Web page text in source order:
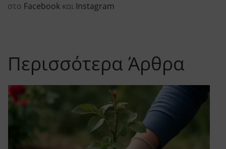
στο Facebook και Instagram
Περισσότερα Άρθρα